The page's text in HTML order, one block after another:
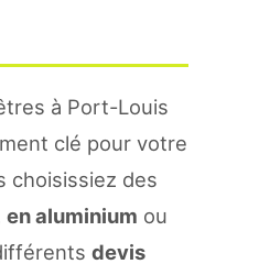
à Port-Louis
clé pour votre
choisissiez des
en aluminium ou
devis